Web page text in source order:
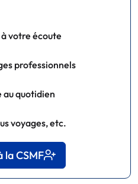
votre écoute
professionnels
quotidien
voyages, etc.
la CSMF